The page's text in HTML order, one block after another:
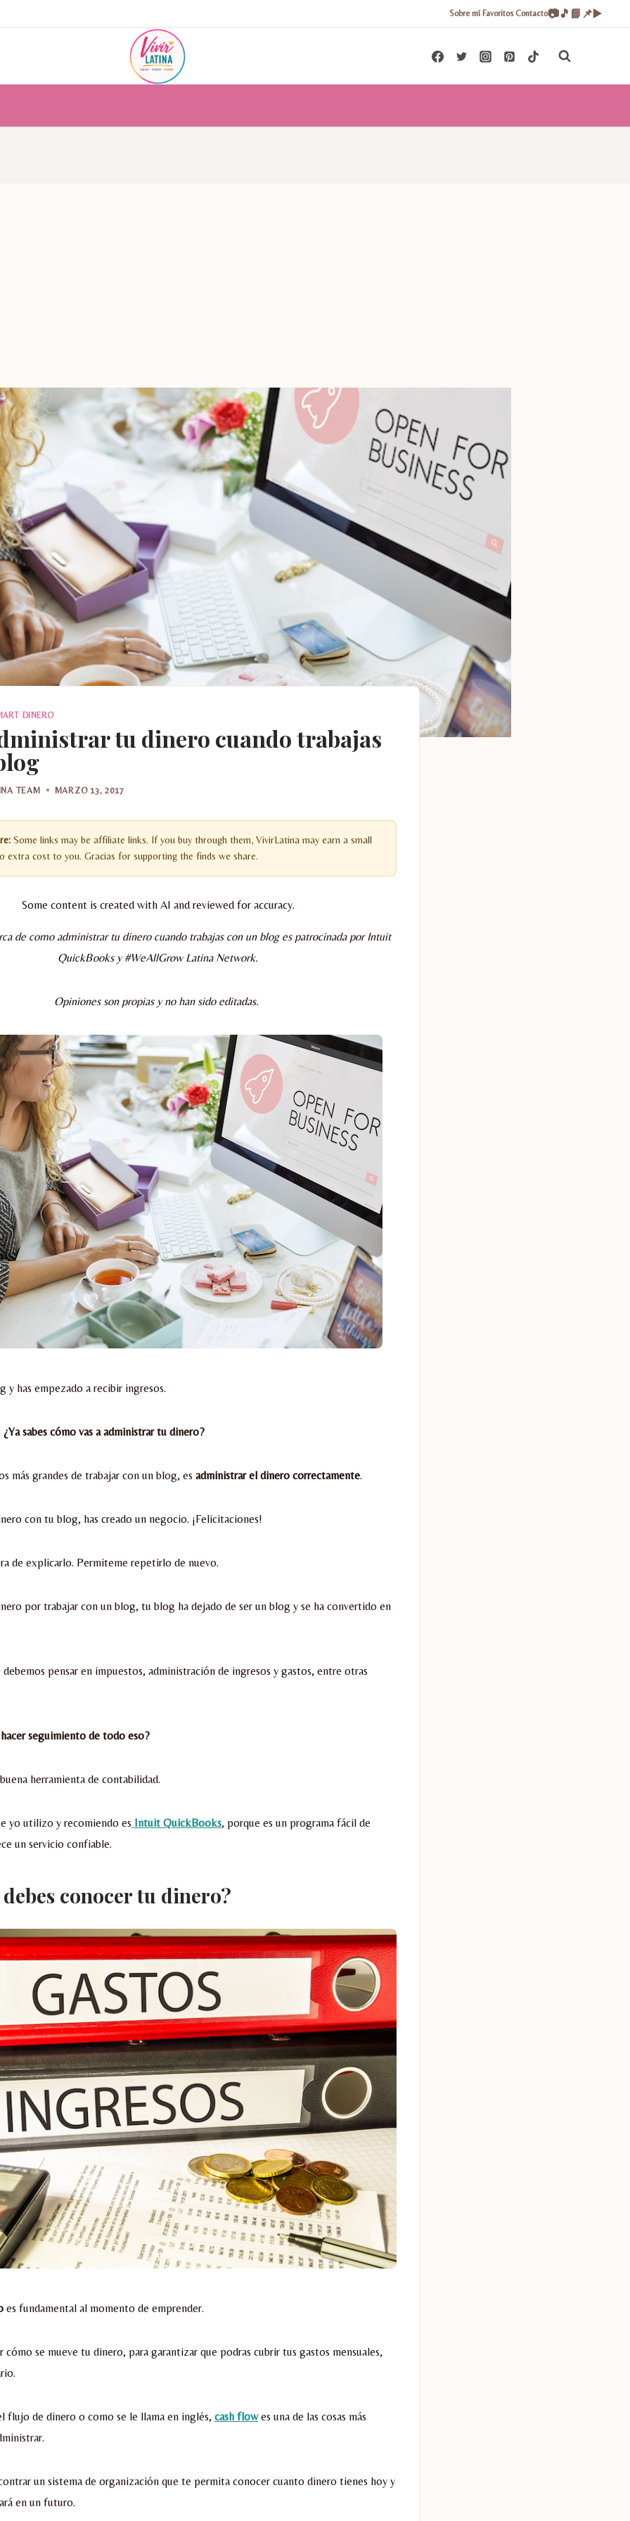
Sobre mí Favoritos Contacto📷🎵 📘 📌▶️
DINERO
tu dinero cuando trabajas
TEAM MARZO 13, 2017
Some links may be affiliate links. If you buy through them, VivirLatina may earn a small
extra cost to you. Gracias for supporting the finds we share.
Some content is created with AI and reviewed for accuracy.
de como administrar tu dinero cuando trabajas con un blog es patrocinada por Intuit
QuickBooks y #WeAllGrow Latina Network.
Opiniones son propias y no han sido editadas.
y has empezado a recibir ingresos.
¿Ya sabes cómo vas a administrar tu dinero?
más grandes de trabajar con un blog, es administrar el dinero correctamente.
con tu blog, has creado un negocio. ¡Felicitaciones!
de explicarlo. Permiteme repetirlo de nuevo.
por trabajar con un blog, tu blog ha dejado de ser un blog y se ha convertido en
pensar en impuestos, administración de ingresos y gastos, entre otras
seguimiento de todo eso?
herramienta de contabilidad.
yo utilizo y recomiendo es Intuit QuickBooks, porque es un programa fácil de
un servicio confiable.
conocer tu dinero?
es fundamental al momento de emprender.
cómo se mueve tu dinero, para garantizar que podras cubrir tus gastos mensuales,
flujo de dinero o como se le llama en inglés, cash flowes una de las cosas más
un sistema de organización que te permita conocer cuanto dinero tienes hoy y
en un futuro.